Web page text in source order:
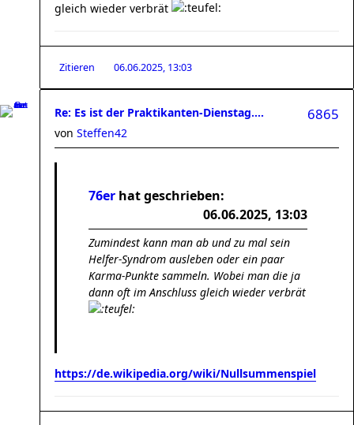
gleich wieder verbrät
Zitieren 06.06.2025, 13:03
Re: Es ist der Praktikanten-Dienstag.... 6865
von Steffen42
76er hat geschrieben:
06.06.2025, 13:03
Zumindest kann man ab und zu mal sein
Helfer-Syndrom ausleben oder ein paar
Karma-Punkte sammeln. Wobei man die ja
dann oft im Anschluss gleich wieder verbrät
https://de.wikipedia.org/wiki/Nullsummenspiel